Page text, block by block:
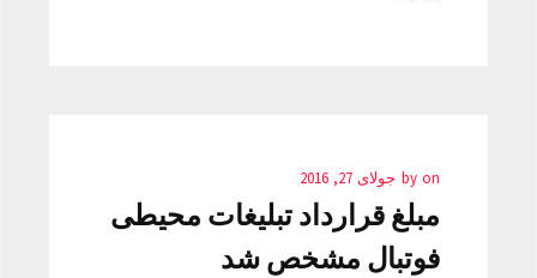
by on جولای 27, 2016
مبلغ قرارداد تبلیغات محیطی
فوتبال مشخص شد